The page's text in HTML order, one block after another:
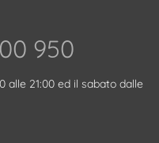
950‬
alle 21:00 ed il sabato dalle